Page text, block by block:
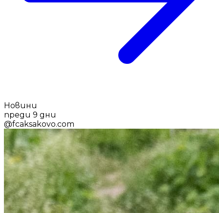
Новини
преди 9 дни
@fcaksakovo.com